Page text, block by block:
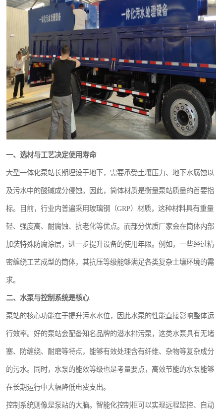
一、选材与工艺决定使用寿命
大型一体化泵站长期埋设于地下，需要承受土壤压力、地下水腐蚀以
及污水中的酸碱成分侵蚀。因此，筒体材质是衡量泵站质量的首要指
标。目前，行业内普遍采用玻璃钢（GRP）材质，这种材料具有重量
轻、强度高、耐腐蚀、抗老化等优点。而部分优质厂家会在筒体内部
加装特殊防腐涂层，进一步提升设备的使用年限。例如，一些经过精
密缠绕工艺成型的筒体，其抗压等级能够满足各类复杂土壤环境的需
求。
二、水泵与控制系统是核心
泵站的核心功能在于提升污水水位，因此水泵的性能直接影响整体运
行效率。好的泵站会配备知名品牌的潜水排污泵，这类水泵具有无堵
塞、防缠绕、耐磨等特点，能够有效处理含有纤维、杂物等复杂成分
的污水。同时，水泵的能效等级也是考量要点，高效节能的水泵能够
在长期运行中大幅降低电费支出。
控制系统则像是泵站的大脑。智能化控制柜可以实现远程监控、自动
生活一体化污水处理设备
酒店污水处理设备
复合二氧化氯发生器污水处理设备
屠宰场一体化污水处理设备
地埋式一体化污水处理设备设备
城乡生活污水处理设备设备
印刷厂污水处理设备
污水提升泵站
风景区生活污水处理一体化设备
无动力一体化污水处理设备
成套生活污水处理设备
肉制品加工污水处理设备
微动力污水处理设备
接触式一体化污水处理设备